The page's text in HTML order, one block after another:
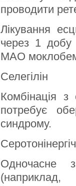
проводити
Лікування
через 1 добу
МАО
Селегілін
Комбінація з
потребує
синдрому.
Одночасне